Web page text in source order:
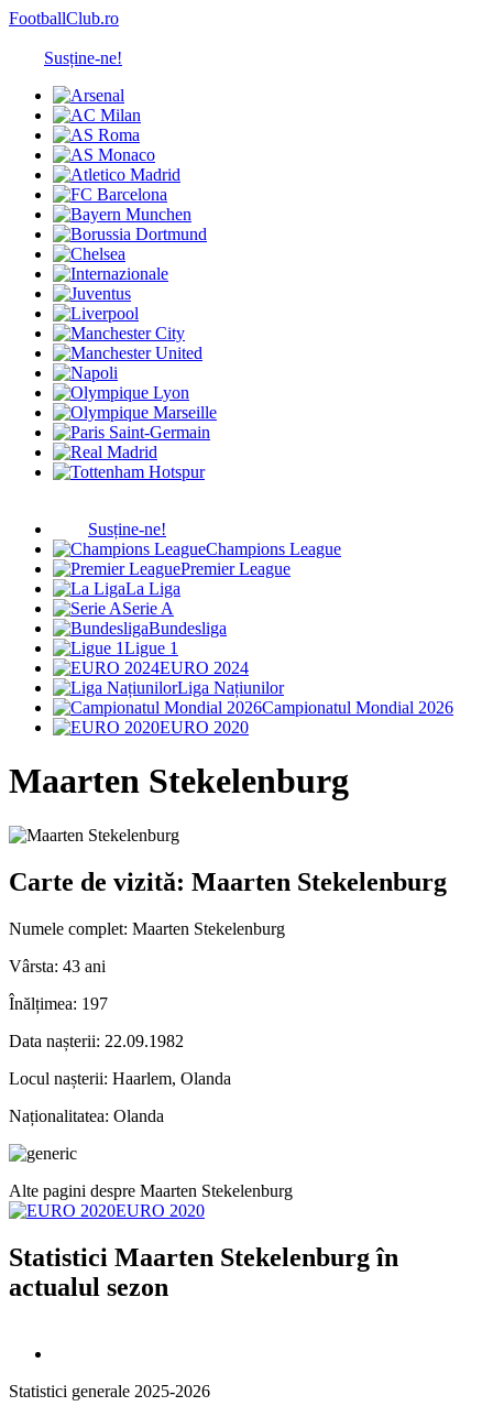
FootballClub.ro
Susține-ne!
Susține-ne!
Champions League
Premier League
La Liga
Serie A
Bundesliga
Ligue 1
EURO 2024
Liga Națiunilor
Campionatul Mondial 2026
EURO 2020
Maarten Stekelenburg
Carte de vizită: Maarten Stekelenburg
Numele complet: Maarten Stekelenburg
Vârsta: 43 ani
Înălțimea: 197
Data nașterii: 22.09.1982
Locul nașterii: Haarlem, Olanda
Naționalitatea: Olanda
Alte pagini despre Maarten Stekelenburg
EURO 2020
Statistici Maarten Stekelenburg în
actualul sezon
Statistici generale 2025-2026